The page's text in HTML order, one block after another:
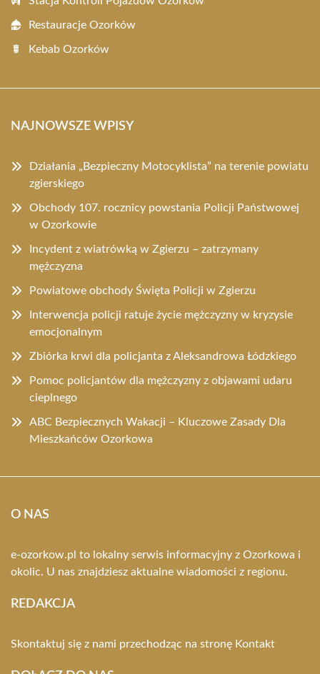
Restauracje Ozorków
Kebab Ozorków
NAJNOWSZE WPISY
Działania „Bezpieczny Motocyklista” na terenie powiatu
zgierskiego
Obchody 107. rocznicy powstania Policji Państwowej
w Ozorkowie
Incydent z wiatrówką w Zgierzu – zatrzymany
mężczyzna
Powiatowe obchody Święta Policji w Zgierzu
Interwencja policji ratuje życie mężczyzny w kryzysie
emocjonalnym
Zbiórka krwi dla policjanta z Aleksandrowa Łódzkiego
Pomoc policjantów dla mężczyzny z objawami udaru
cieplnego
ABC Bezpiecznych Wakacji – Kluczowe Zasady Dla
Mieszkańców Ozorkowa
O NAS
e-ozorkow.pl to lokalny serwis informacyjny z Ozorkowa i
okolic. U nas znajdziesz aktualne wiadomości z regionu.
REDAKCJA
Skontaktuj się z nami przechodząc na stronę Kontakt